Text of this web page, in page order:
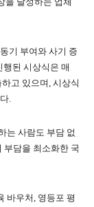
기 부여와 사기 증
된 시상식은 매
고 있으며, 시상식
.
는 사람도 부담 없
부담을 최소화한 국
바우처, 영등포 평